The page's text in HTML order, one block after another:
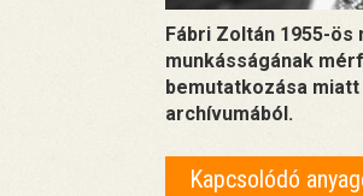
Fábri Zoltán 1955-
munkásságának
bemutatkozása
archívumából.
Kapcsolódó